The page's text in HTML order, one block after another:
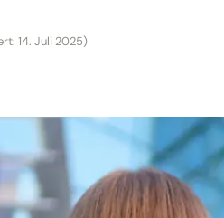
14. Juli 2025)